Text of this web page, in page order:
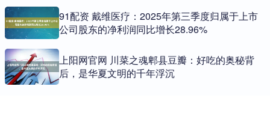
91配资 戴维医疗：2025年第三季度归属于上市
公司股东的净利润同比增长28.96%
上阳网官网 川菜之魂郫县豆瓣：好吃的奥秘背
后，是华夏文明的千年浮沉